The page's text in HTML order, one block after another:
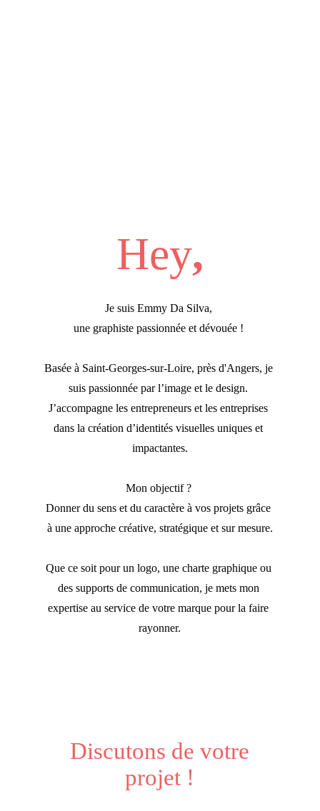
Je suis Emmy Da Silva,
une graphiste passionnée et dévouée !
Basée à Saint-Georges-sur-Loire, près d'Angers, je
suis passionnée par l’image et le design.
J’accompagne les entrepreneurs et les entreprises
dans la création d’identités visuelles uniques et
impactantes.
Mon objectif ?
Donner du sens et du caractère à vos projets grâce
à une approche créative, stratégique et sur mesure.
Que ce soit pour un logo, une charte graphique ou
des supports de communication, je mets mon
expertise au service de votre marque pour la faire
rayonner.
Hey,
Discutons de votre
projet !